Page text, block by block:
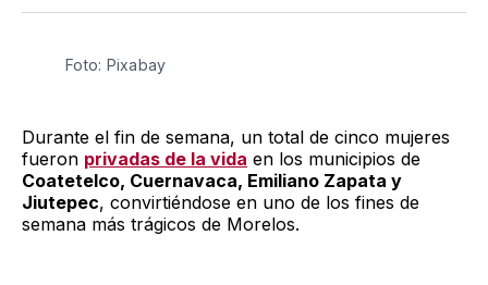
TwitterFacebook
LinkedIn
Email
Foto: Pixabay
Durante el fin de semana, un total de cinco mujeres
fueron privadas de la vida en los municipios de
Coatetelco, Cuernavaca, Emiliano Zapata y
Jiutepec, convirtiéndose en uno de los fines de
semana más trágicos de Morelos.